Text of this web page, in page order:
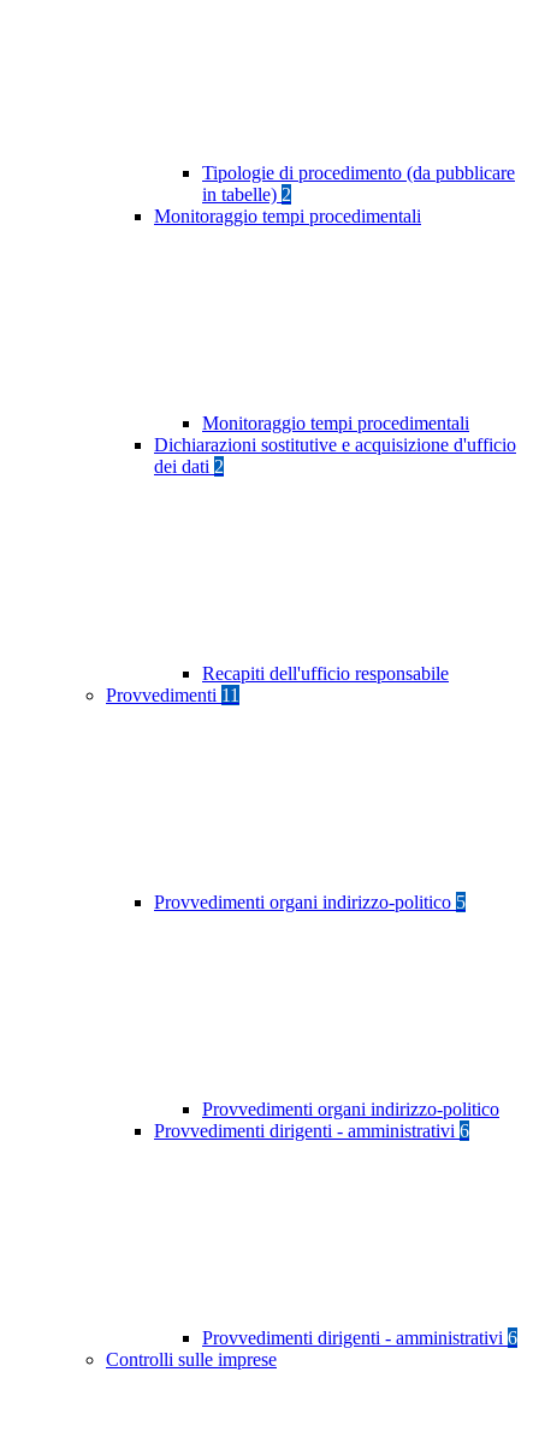
Tipologie di procedimento (da pubblicare
in tabelle) 2
Monitoraggio tempi procedimentali
Monitoraggio tempi procedimentali
Dichiarazioni sostitutive e acquisizione d'ufficio
dei dati 2
Recapiti dell'ufficio responsabile
Provvedimenti 11
Provvedimenti organi indirizzo-politico 5
Provvedimenti organi indirizzo-politico
Provvedimenti dirigenti - amministrativi 6
Provvedimenti dirigenti - amministrativi 6
Controlli sulle imprese